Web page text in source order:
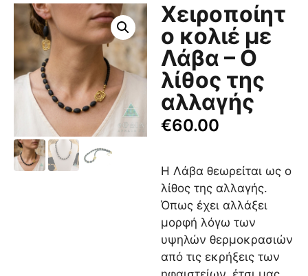
Χειροποίητ
ο κολιέ με
Λάβα – Ο
λίθος της
αλλαγής
€60.00
Η Λάβα θεωρείται ως ο
λίθος της αλλαγής.
Όπως έχει αλλάξει
μορφή λόγω των
υψηλών θερμοκρασιών
από τις εκρήξεις των